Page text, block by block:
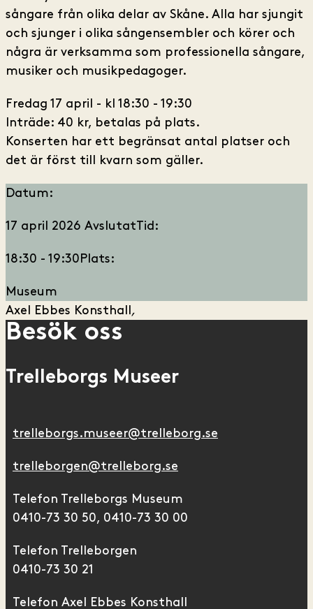
sångare från olika delar av Skåne. Alla har sjungit
och sjunger i olika sångensembler och körer och
några är verksamma som professionella sångare,
musiker och musikpedagoger.
Fredag 17 april - kl 18:30 - 19:30
Inträde: 40 kr, betalas på plats.
Konserten har ett begränsat antal platser och
det är först till kvarn som gäller.
Datum:
17 april 2026 AvslutatTid:
18:30 - 19:30 Plats:
Museum
Axel Ebbes Konsthall
Besök oss
Trelleborgs Museer
trelleborgs.museer@trelleborg.se
trelleborgen@trelleborg.se
Telefon Trelleborgs Museum
0410-73 30 50, 0410-73 30 00
Telefon Trelleborgen
0410-73 30 21
Telefon Axel Ebbes Konsthall